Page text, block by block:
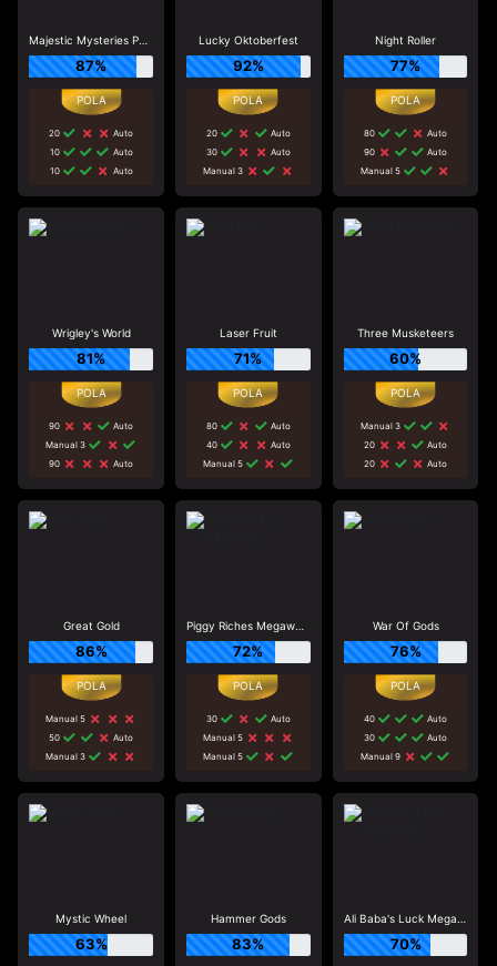
Majestic Mysteries Power Reel
87%
20
Auto
10
Auto
10
Auto
Lucky Oktoberfest
92%
20
Auto
30
Auto
Manual 3
Night Roller
77%
80
Auto
90
Auto
Manual 5
Wrigley's World
81%
90
Auto
Manual 3
90
Auto
Laser Fruit
71%
80
Auto
40
Auto
Manual 5
Three Musketeers
60%
Manual 3
20
Auto
20
Auto
Great Gold
86%
Manual 5
50
Auto
Manual 3
Piggy Riches Megaways
72%
30
Auto
Manual 5
Manual 5
War Of Gods
76%
40
Auto
30
Auto
Manual 9
Mystic Wheel
63%
Hammer Gods
83%
Ali Baba's Luck Megaways
70%